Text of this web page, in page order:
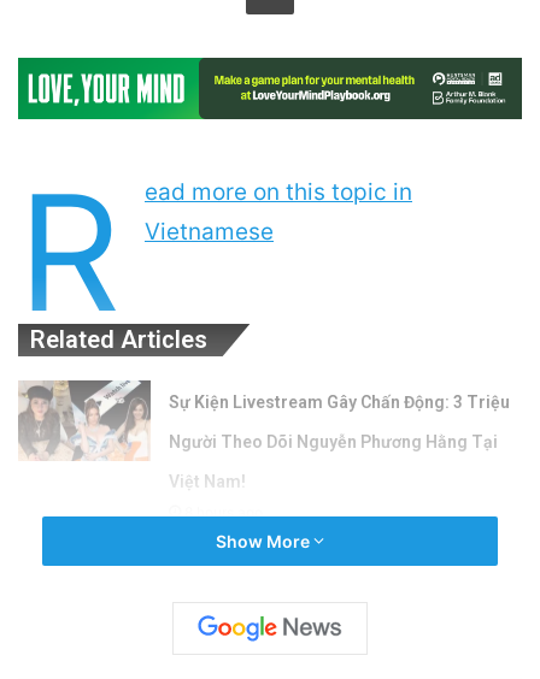
R
ead more on this topic in
Vietnamese
Related Articles
Sự Kiện Livestream Gây Chấn Động: 3 Triệu
Người Theo Dõi Nguyễn Phương Hằng Tại
Việt Nam!
Sự Nóng Bỏng Của Chính Quyền Trong Việc
Giải Quyết Vụ Sư Minh Tuệ: Nguyên Nhân Và
Show More